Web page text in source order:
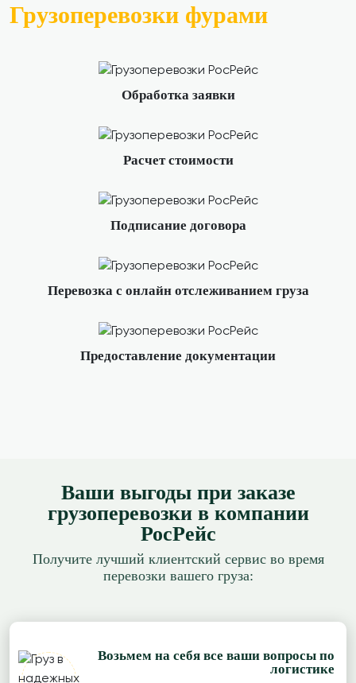
Грузоперевозки фурами
Обработка заявки
Расчет стоимости
Подписание договора
Перевозка с онлайн отслеживанием груза
Предоставление документации
Ваши выгоды при заказе
грузоперевозки в компании
РосРейс
Получите лучший клиентский сервис во время
перевозки вашего груза:
Возьмем на себя все ваши вопросы по
логистике